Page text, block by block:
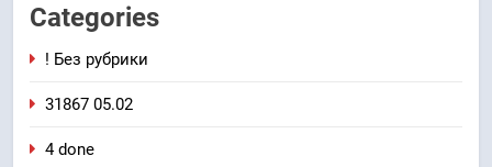
Categories
! Без рубрики
31867 05.02
4 done